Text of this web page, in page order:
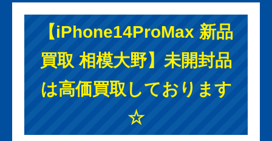
【iPhone14ProMax 新品
買取 相模大野】未開封品
は高価買取しております
☆